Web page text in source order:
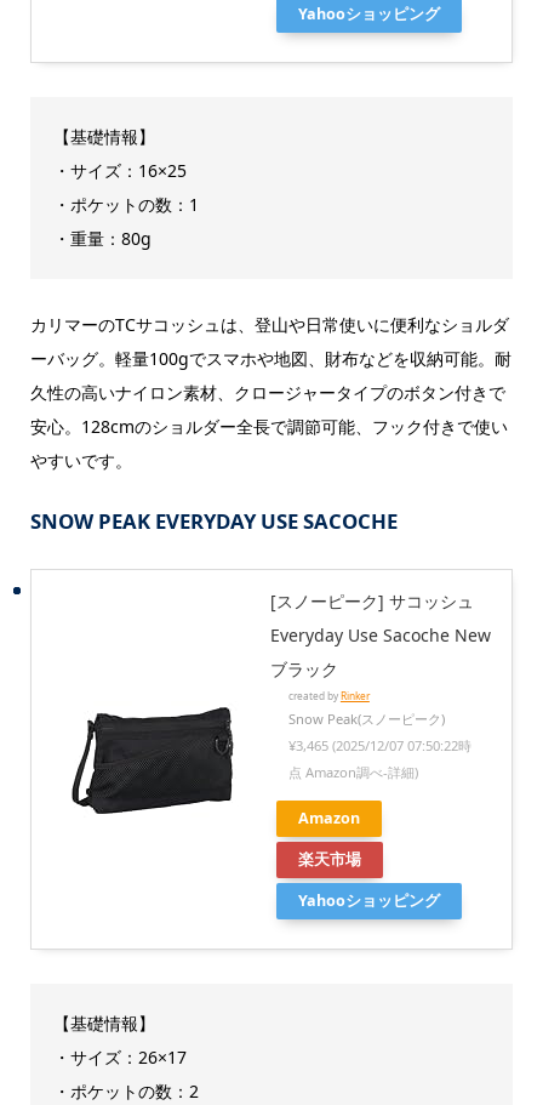
Yahooショッピング
【基礎情報】
・サイズ：16×25
・ポケットの数：1
・重量：80g
カリマーのTCサコッシュは、登山や日常使いに便利なショルダ
ーバッグ。軽量100gでスマホや地図、財布などを収納可能。耐
久性の高いナイロン素材、クロージャータイプのボタン付きで
安心。128cmのショルダー全長で調節可能、フック付きで使い
やすいです。
SNOW PEAK EVERYDAY USE SACOCHE
[スノーピーク] サコッシュ
Everyday Use Sacoche New
ブラック
created by Rinker
Snow Peak(スノーピーク)
¥3,465 (2025/12/07 07:50:22時
点 Amazon調べ-詳細)
Amazon
楽天市場
Yahooショッピング
【基礎情報】
・サイズ：26×17
・ポケットの数：2